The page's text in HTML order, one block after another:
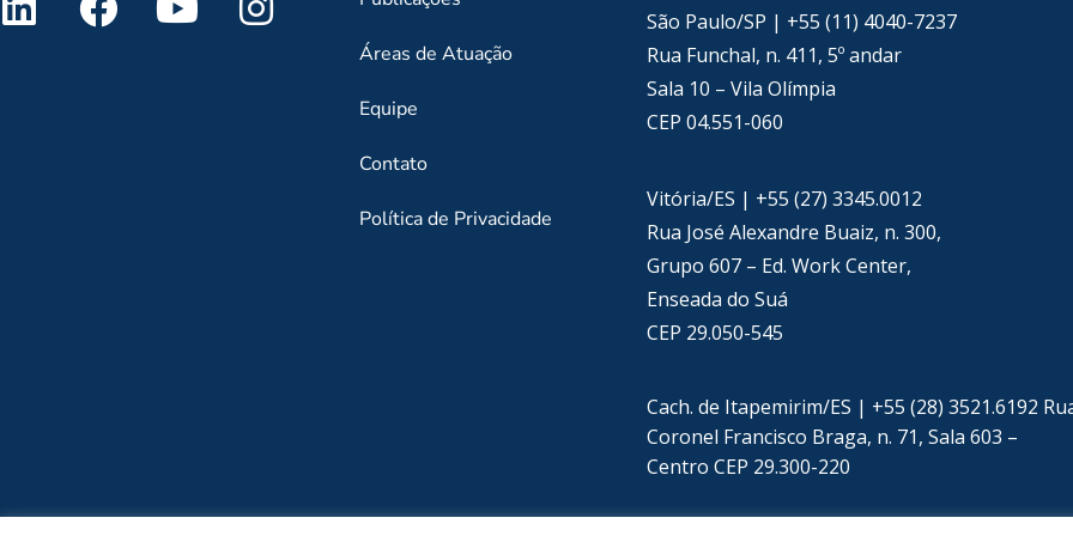
Áreas de Atuação
Equipe
Contato
Política de Privacidade
São Paulo/SP | +55 (11) 4040-7237
Rua Funchal, n. 411, 5º andar
Sala 10 – Vila Olímpia
CEP 04.551-060
Vitória/ES | +55 (27) 3345.0012
Rua José Alexandre Buaiz, n. 300,
Grupo 607 – Ed. Work Center,
Enseada do Suá
CEP 29.050-545
Cach. de Itapemirim/ES | +55 (28) 3521.6192
Coronel Francisco Braga, n. 71, Sala 603 –
Centro CEP 29.300-220